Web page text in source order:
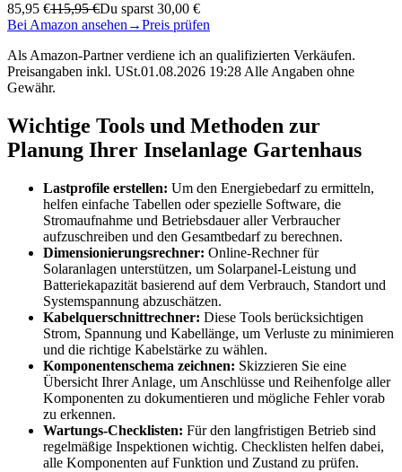
85,95 €115,95 €Du sparst 30,00 €
Bei Amazon ansehen →Preis prüfen
Als Amazon-Partner verdiene ich an qualifizierten Verkäufen.
Preisangaben inkl. USt.01.08.2026 19:28 Alle Angaben ohne
Gewähr.
Wichtige Tools und Methoden zur
Planung Ihrer Inselanlage Gartenhaus
Lastprofile erstellen: Um den Energiebedarf zu ermitteln,
helfen einfache Tabellen oder spezielle Software, die
Stromaufnahme und Betriebsdauer aller Verbraucher
aufzuschreiben und den Gesamtbedarf zu berechnen.
Dimensionierungsrechner: Online-Rechner für
Solaranlagen unterstützen, um Solarpanel-Leistung und
Batteriekapazität basierend auf dem Verbrauch, Standort und
Systemspannung abzuschätzen.
Kabelquerschnittrechner: Diese Tools berücksichtigen
Strom, Spannung und Kabellänge, um Verluste zu minimieren
und die richtige Kabelstärke zu wählen.
Komponentenschema zeichnen: Skizzieren Sie eine
Übersicht Ihrer Anlage, um Anschlüsse und Reihenfolge aller
Komponenten zu dokumentieren und mögliche Fehler vorab
zu erkennen.
Wartungs-Checklisten: Für den langfristigen Betrieb sind
regelmäßige Inspektionen wichtig. Checklisten helfen dabei,
alle Komponenten auf Funktion und Zustand zu prüfen.